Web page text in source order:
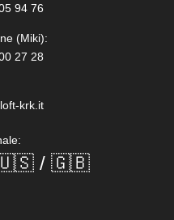
94 76
(Miki):
27 28
krk.it
/ 🇬🇧